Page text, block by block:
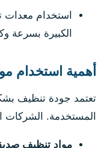
استخدام
الكبيرة بسرعة
أهمية استخدام
تعتمد جودة تنظيف
المستخدمة. الشركات
مواد تنظيف